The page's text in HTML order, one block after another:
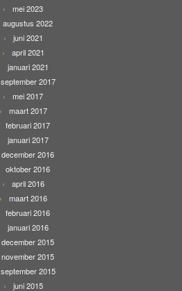
mei 2023
augustus 2022
juni 2021
april 2021
januari 2021
september 2017
mei 2017
maart 2017
februari 2017
januari 2017
december 2016
oktober 2016
april 2016
maart 2016
februari 2016
januari 2016
december 2015
november 2015
september 2015
juni 2015